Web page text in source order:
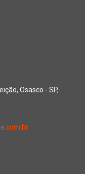
Osasco - SP,